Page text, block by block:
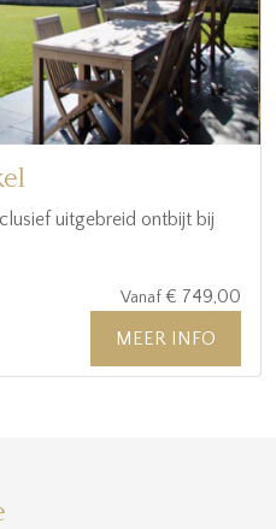
uitgebreid ontbijt bij
Vanaf€ 749,00
MEER INFO